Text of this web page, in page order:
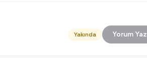
Yakında Yorum Yaz